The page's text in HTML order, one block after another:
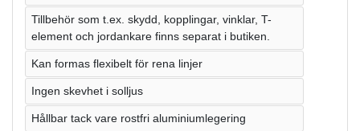
Tillbehör som t.ex. skydd, kopplingar, vinklar, T-
element och jordankare finns separat i butiken.
Kan formas flexibelt för rena linjer
Ingen skevhet i solljus
Hållbar tack vare rostfri aluminiumlegering